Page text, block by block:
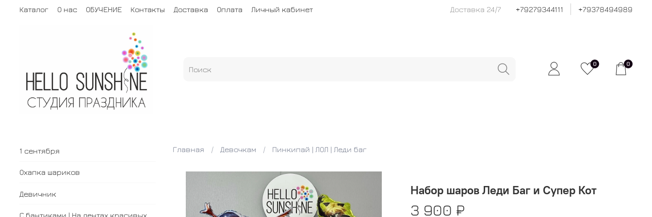
Каталог О нас ОБУЧЕНИЕ Контакты Доставка Оплата Личный кабинет Доставка 24/7 +79279344111 +79378494989
0 0
Главная Девочкам Пинкипай | ЛОЛ | Леди баг
Набор шаров Леди Баг и Супер Кот
3 900 ₽
1 сентября
Охапка шариков
Девичник
С бантиками | На лентах красивых